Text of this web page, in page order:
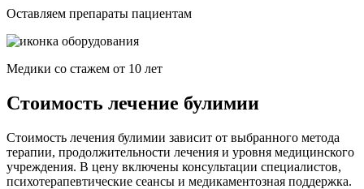
Оставляем препараты пациентам
Медики со стажем от 10 лет
Стоимость лечение булимии
Стоимость лечения булимии зависит от выбранного метода
терапии, продолжительности лечения и уровня медицинского
учреждения. В цену включены консультации специалистов,
психотерапевтические сеансы и медикаментозная поддержка.